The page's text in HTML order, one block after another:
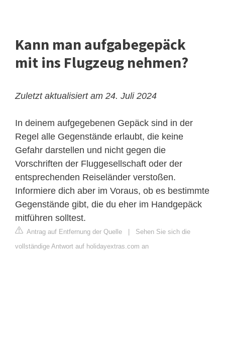
Kann man aufgabegepäck
mit ins Flugzeug nehmen?
Zuletzt aktualisiert am 24. Juli 2024
In deinem aufgegebenen Gepäck sind in der
Regel alle Gegenstände erlaubt, die keine
Gefahr darstellen und nicht gegen die
Vorschriften der Fluggesellschaft oder der
entsprechenden Reiseländer verstoßen.
Informiere dich aber im Voraus, ob es bestimmte
Gegenstände gibt, die du eher im Handgepäck
mitführen solltest.
Antrag auf Entfernung der Quelle
Sehen Sie sich die
vollständige Antwort auf holidayextras.com an